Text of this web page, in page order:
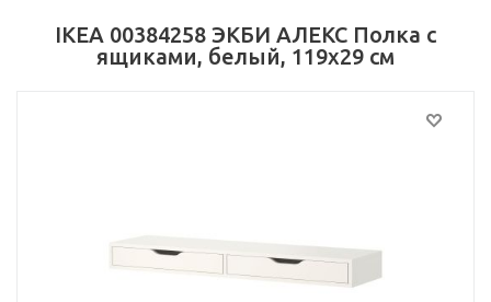
IKEA 00384258 ЭКБИ АЛЕКС Полка с
ящиками, белый, 119x29 см